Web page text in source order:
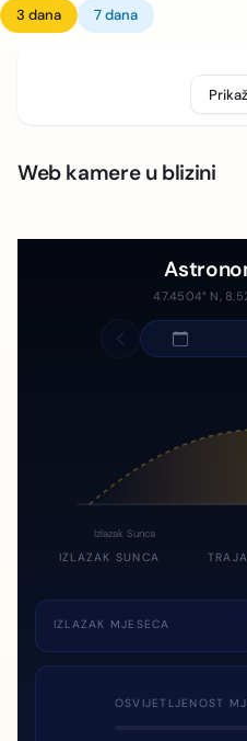
3 dana 7 dana
Web kamere u blizini
47.4504° N,
Izlazak Sunca
IZLAZAK SUNCA
IZLAZAK MJESECA
OSVIJETLJENOST